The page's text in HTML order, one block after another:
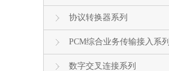
协议转换器系列
PCM综合业务传输接入系列
数字交叉连接系列